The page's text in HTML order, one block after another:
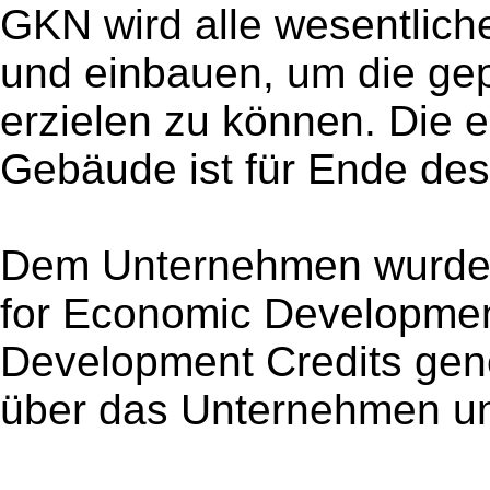
GKN wird alle
und einbauen, um die
erzielen zu können. Die
Gebäude ist für Ende
Dem Unternehmen
for Economic
Development Credits
über das Unternehmen